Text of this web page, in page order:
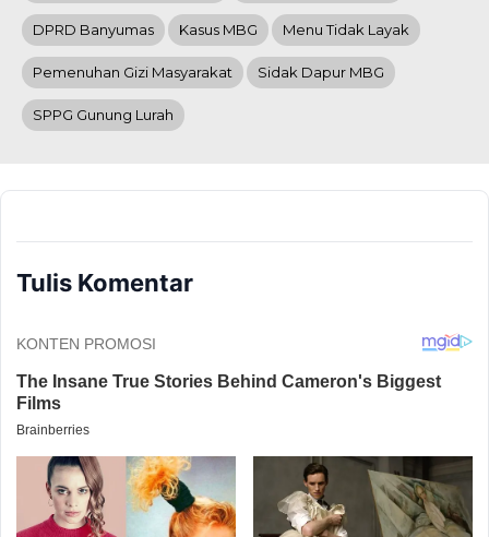
DPRD Banyumas Kasus MBG Menu Tidak Layak
Pemenuhan Gizi Masyarakat Sidak Dapur MBG
SPPG Gunung Lurah
Tulis Komentar